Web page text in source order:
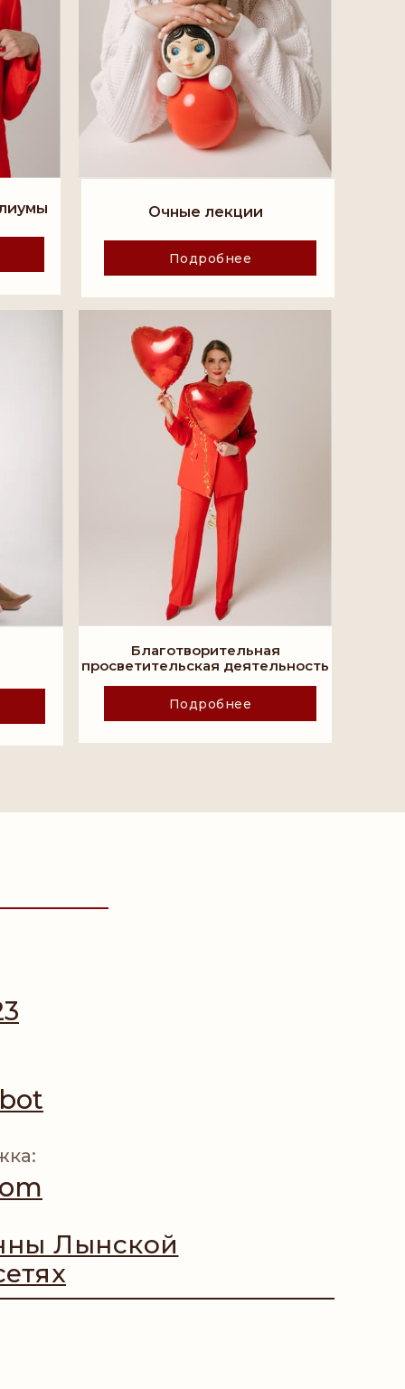
Очные лекции
Подробнее
Благотворительная
просветительская деятельность
Подробнее
Лынской